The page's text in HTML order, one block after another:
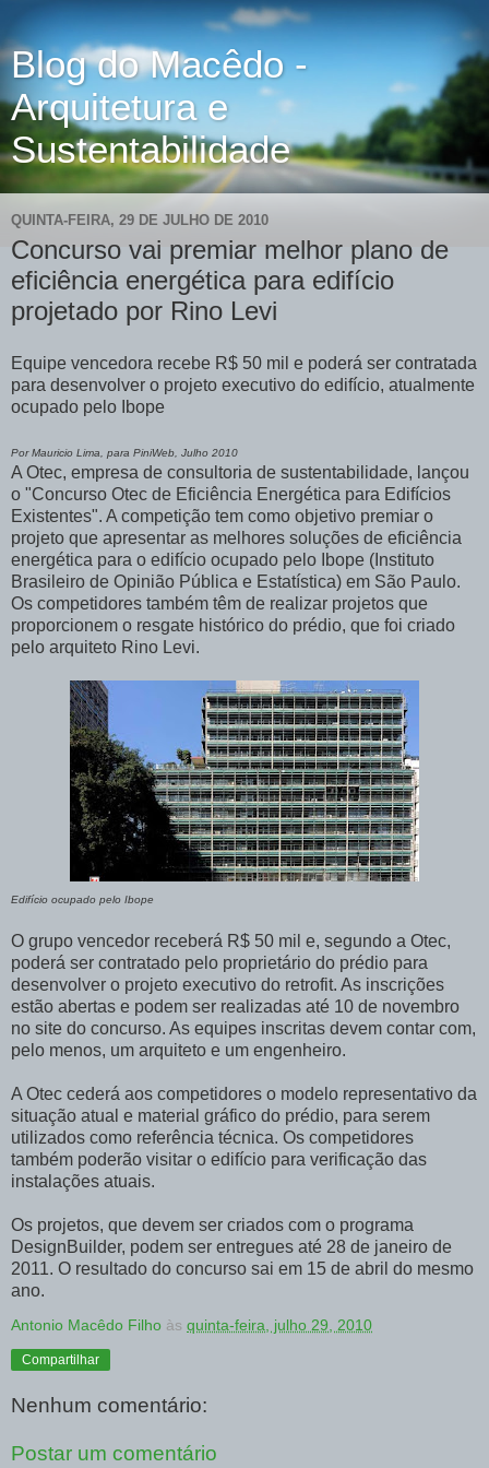
Blog do Macêdo -
Arquitetura e
Sustentabilidade
QUINTA-FEIRA, 29 DE JULHO DE 2010
Concurso vai premiar melhor plano de
eficiência energética para edifício
projetado por Rino Levi
Equipe vencedora recebe R$ 50 mil e poderá ser contratada
para desenvolver o projeto executivo do edifício, atualmente
ocupado pelo Ibope
Por Mauricio Lima, para PiniWeb, Julho 2010
A Otec, empresa de consultoria de sustentabilidade, lançou
o "Concurso Otec de Eficiência Energética para Edifícios
Existentes". A competição tem como objetivo premiar o
projeto que apresentar as melhores soluções de eficiência
energética para o edifício ocupado pelo Ibope (Instituto
Brasileiro de Opinião Pública e Estatística) em São Paulo.
Os competidores também têm de realizar projetos que
proporcionem o resgate histórico do prédio, que foi criado
pelo arquiteto Rino Levi.
Edifício ocupado pelo Ibope
O grupo vencedor receberá R$ 50 mil e, segundo a Otec,
poderá ser contratado pelo proprietário do prédio para
desenvolver o projeto executivo do retrofit. As inscrições
estão abertas e podem ser realizadas até 10 de novembro
no site do concurso. As equipes inscritas devem contar com,
pelo menos, um arquiteto e um engenheiro.
A Otec cederá aos competidores o modelo representativo da
situação atual e material gráfico do prédio, para serem
utilizados como referência técnica. Os competidores
também poderão visitar o edifício para verificação das
instalações atuais.
Os projetos, que devem ser criados com o programa
DesignBuilder, podem ser entregues até 28 de janeiro de
2011. O resultado do concurso sai em 15 de abril do mesmo
ano.
Antonio Macêdo Filho às quinta-feira, julho 29, 2010
Compartilhar
Nenhum comentário:
Postar um comentário